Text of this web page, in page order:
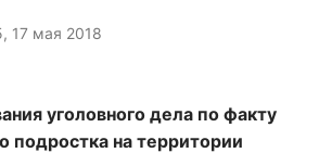
17 мая 2018
уголовного дела по факту
подростка на территории